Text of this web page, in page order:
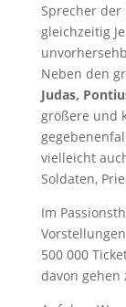
Sprecher der
gleichzeitig
Neben den
Judas,
größere und
vielleicht
Soldaten,
Im
500 000
davon gehen